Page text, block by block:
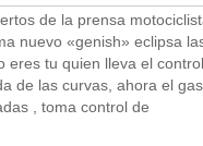
de la prensa
nuevo «genish» eclipsa
eres tu quien lleva el control
de las curvas, ahora el gas
, toma control de